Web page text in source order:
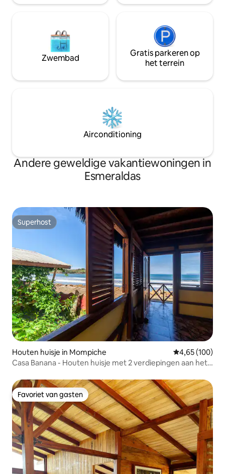
Zwembad
Gratis parkeren op
het terrein
Airconditioning
Andere geweldige vakantiewoningen in
Esmeraldas
Superhost
Superhost
Houten huisje in Mompiche Gemiddelde
4,65 (100)
Casa Banana - Houten huisje met 2 verdiepingen aan het
Favoriet van gasten
Favoriet van gasten